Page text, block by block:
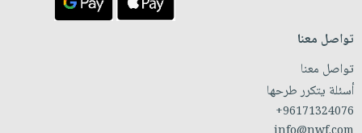
تواصل معنا
تواصل معنا
أسئلة يتكرر طرحها
+96171324076